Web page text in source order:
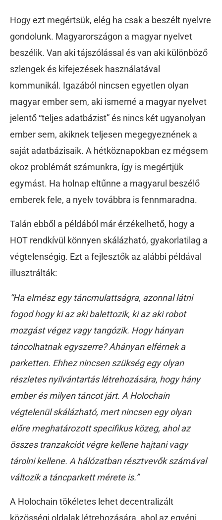
Hogy ezt megértsük, elég ha csak a beszélt nyelvre
gondolunk. Magyarországon a magyar nyelvet
beszélik. Van aki tájszólással és van aki különböző
szlengek és kifejezések használatával
kommunikál. Igazából nincsen egyetlen olyan
magyar ember sem, aki ismerné a magyar nyelvet
jelentő “teljes adatbázist” és nincs két ugyanolyan
ember sem, akiknek teljesen megegyeznének a
saját adatbázisaik. A hétköznapokban ez mégsem
okoz problémát számunkra, így is megértjük
egymást. Ha holnap eltűnne a magyarul beszélő
emberek fele, a nyelv továbbra is fennmaradna.
Talán ebből a példából már érzékelhető, hogy a
HOT rendkívül könnyen skálázható, gyakorlatilag a
végtelenségig. Ezt a fejlesztők az alábbi példával
illusztrálták:
“Ha elmész egy táncmulattságra, azonnal látni
fogod hogy ki az aki balettozik, ki az aki robot
mozgást végez vagy tangózik. Hogy hányan
táncolhatnak egyszerre? Ahányan elférnek a
parketten. Ehhez nincsen szükség egy olyan
részletes nyilvántartás létrehozására, hogy hány
ember és milyen táncot járt. A Holochain
végtelenül skálázható, mert nincsen egy olyan
előre meghatározott specifikus közeg, ahol az
összes tranzakciót végre kellene hajtani vagy
tárolni kellene. A hálózatban résztvevők számával
változik a táncparkett mérete is.”
A Holochain tökéletes lehet decentralizált
közösségi oldalak létrehozására, ahol az egyéni